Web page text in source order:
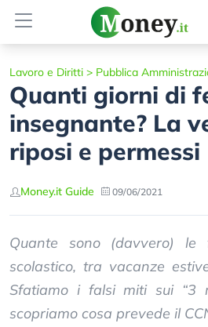
Lavoro e Diritti > Pubblica
Quanti giorni di
insegnante? La
riposi e permessi
Money.it Guide 09/06/2021
Quante sono (davvero) le
scolastico, tra vacanze
Sfatiamo i falsi miti sui “3
scopriamo cosa prevede il